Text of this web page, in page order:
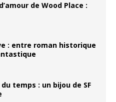
de Wood Place :
: entre roman historique
temps : un bijou de SF